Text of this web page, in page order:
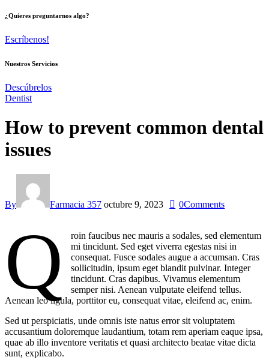
¿Quieres preguntarnos algo?
Escríbenos!
Nuestros Servicios
Descúbrelos
Dentist
How to prevent common dental
issues
By Farmacia 357 octubre 9, 2023 0Comments
Q
roin faucibus nec mauris a sodales, sed elementum
mi tincidunt. Sed eget viverra egestas nisi in
consequat. Fusce sodales augue a accumsan. Cras
sollicitudin, ipsum eget blandit pulvinar. Integer
tincidunt. Cras dapibus. Vivamus elementum
semper nisi. Aenean vulputate eleifend tellus.
Aenean leo ligula, porttitor eu, consequat vitae, eleifend ac, enim.
Sed ut perspiciatis, unde omnis iste natus error sit voluptatem
accusantium doloremque laudantium, totam rem aperiam eaque ipsa,
quae ab illo inventore veritatis et quasi architecto beatae vitae dicta
sunt, explicabo.